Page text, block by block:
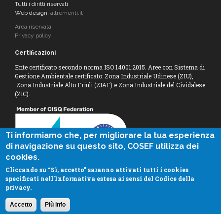
Tutti i diritti riservati
Web design: altrementi.it
Area riservata
Privacy policy
Certificazioni
Ente certificato secondo norma ISO 14001:2015. Aree con Sistema di
Gestione Ambientale certificato: Zona Industriale Udinese (ZIU),
Zona Industriale Alto Friuli (ZIAF) e Zona Industriale del Cividalese
(ZIC).
Ti informiamo che, per migliorare la tua esperienza
di navigazione su questo sito, COSEF utilizza dei
cookies.
Cliccando su “Sì, accetto” saranno attivati tutti i cookies
specificati nell'Informativa estesa ai sensi del Codice della
privacy.
Accetto Più info